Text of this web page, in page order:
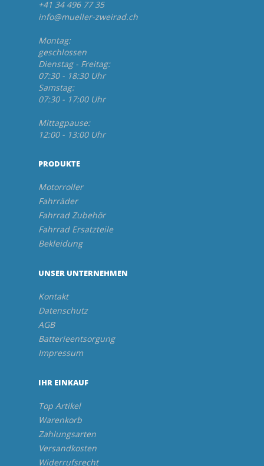
+41 34 496 77 35
info@mueller-zweirad.ch
Montag:
geschlossen
Dienstag - Freitag:
07:30 - 18:30 Uhr
Samstag:
07:30 - 17:00 Uhr
Mittagpause:
12:00 - 13:00 Uhr
PRODUKTE
Motorroller
Fahrräder
Fahrrad Zubehör
Fahrrad Ersatzteile
Bekleidung
UNSER UNTERNEHMEN
Kontakt
Datenschutz
AGB
Batterieentsorgung
Impressum
IHR EINKAUF
Top Artikel
Warenkorb
Zahlungsarten
Versandkosten
Widerrufsrecht